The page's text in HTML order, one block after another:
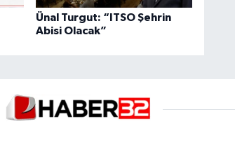
Ünal Turgut: “ITSO Şehrin
Abisi Olacak”